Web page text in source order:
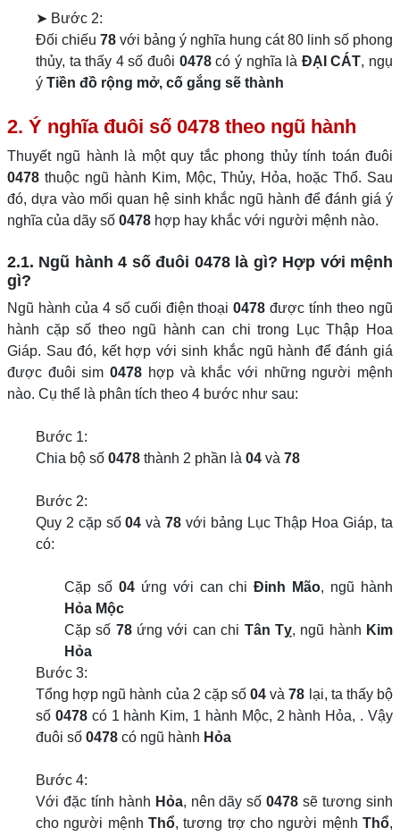
➤ Bước 2:
Đối chiếu 78 với bảng ý nghĩa hung cát 80 linh số phong
thủy, ta thấy 4 số đuôi 0478có ý nghĩa là ĐẠI CÁT, ngụ
ý Tiền đồ rộng mở, cố gắng sẽ thành
2. Ý nghĩa đuôi số 0478 theo ngũ hành
Thuyết ngũ hành là một quy tắc phong thủy tính toán đuôi
0478 thuộc ngũ hành Kim, Mộc, Thủy, Hỏa, hoặc Thổ. Sau
đó, dựa vào mối quan hệ sinh khắc ngũ hành để đánh giá ý
nghĩa của dãy số 0478 hợp hay khắc với người mệnh nào.
2.1. Ngũ hành 4 số đuôi 0478 là gì? Hợp với mệnh
gì?
Ngũ hành của 4 số cuối điện thoại0478 được tính theo ngũ
hành cặp số theo ngũ hành can chi trong Lục Thập Hoa
Giáp. Sau đó, kết hợp với sinh khắc ngũ hành để đánh giá
được đuôi sim0478 hợp và khắc với những người mệnh
nào. Cụ thể là phân tích theo 4 bước như sau:
Bước 1:
Chia bộ số 0478 thành 2 phần là 04 và 78
Bước 2:
Quy 2 cặp số04 và78 với bảng Lục Thập Hoa Giáp, ta
có:
Cặp số 04ứng với can chiĐinh Mão, ngũ hành
Hỏa Mộc
Cặp số 78ứng với can chi Tân Tỵ, ngũ hành Kim
Hỏa
Bước 3:
Tổng hợp ngũ hành của 2 cặp số04 và78 lại, ta thấy bộ
số 0478có 1 hành Kim, 1 hành Mộc, 2 hành Hỏa, . Vậy
đuôi số 0478 có ngũ hành Hỏa
Bước 4:
Với đặc tính hành Hỏa, nên dãy số0478 sẽ tương sinh
cho người mệnh Thổ, tương trợ cho người mệnh Thổ,